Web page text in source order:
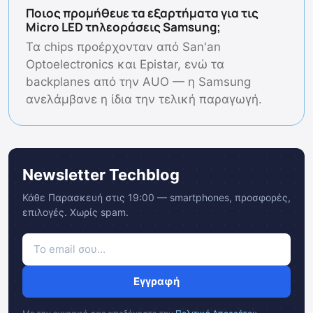
Ποιος προμήθευε τα εξαρτήματα για τις
Micro LED τηλεοράσεις Samsung;
Τα chips προέρχονταν από San'an
Optoelectronics και Epistar, ενώ τα
backplanes από την AUO — η Samsung
ανελάμβανε η ίδια την τελική παραγωγή.
Newsletter Techblog
Κάθε Παρασκευή στις 19:00 — smartphones, προσφορές,
επιλογές. Χωρίς spam.
Εγγραφή